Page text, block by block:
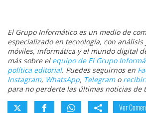
El Grupo Informático es un medio de
especializado en tecnología, con análisis
móviles, informática y el mundo digital
más sobre el equipo de El Grupo
política editorial. Puedes seguirnos en
Instagram, WhatsApp, Telegramo
para no perderte las últimas noticias de
Ver